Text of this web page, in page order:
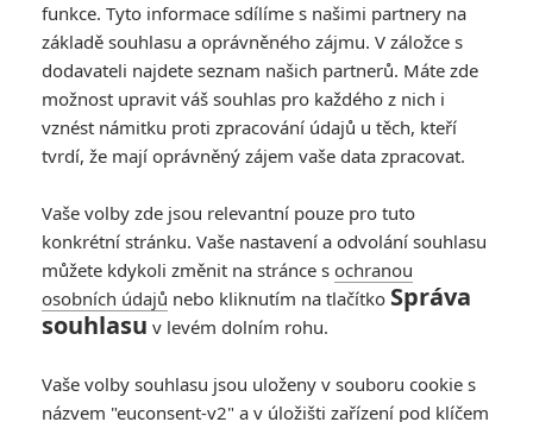
Kurevská
nakládačka
Připojte se k akční
jízdě/seznamte se s komandem
tří nejkrásnějších žen, jaké jste
kdy ve filmu viděli! Hel, Trixie a
Camero jsou opravdové
sexbomby, které vedle svých
vnadných křivek ovládají také
všechny typy zbraní a pěstní
souboje. Společně hledají v
milionů dolarů, aby mohly začít své životy od začátku. Jednoduchý
plán se ale zkomplikuje, když se proti nim postaví největší lotři
funkce. Tyto informace sdílíme s našimi partnery na
základě souhlasu a oprávněného zájmu. V záložce s
dodavateli najdete seznam našich partnerů. Máte zde
možnost upravit váš souhlas pro každého z nich i
vznést námitku proti zpracování údajů u těch, kteří
tvrdí, že mají oprávněný zájem vaše data zpracovat.
Vaše volby zde jsou relevantní pouze pro tuto
konkrétní stránku. Vaše nastavení a odvolání souhlasu
můžete kdykoli změnit na stránce s ochranou
osobních údajů nebo kliknutím na tlačítko Správa
souhlasu v levém dolním rohu.
Vaše volby souhlasu jsou uloženy v souboru cookie s
názvem "euconsent-v2" a v úložišti zařízení pod klíčem